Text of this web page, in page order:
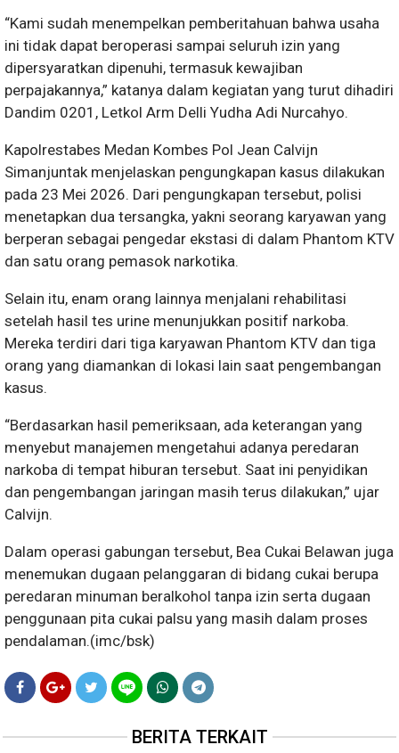
“Kami sudah menempelkan pemberitahuan bahwa usaha
ini tidak dapat beroperasi sampai seluruh izin yang
dipersyaratkan dipenuhi, termasuk kewajiban
perpajakannya,” katanya dalam kegiatan yang turut dihadiri
Dandim 0201, Letkol Arm Delli Yudha Adi Nurcahyo.
Kapolrestabes Medan Kombes Pol Jean Calvijn
Simanjuntak menjelaskan pengungkapan kasus dilakukan
pada 23 Mei 2026. Dari pengungkapan tersebut, polisi
menetapkan dua tersangka, yakni seorang karyawan yang
berperan sebagai pengedar ekstasi di dalam Phantom KTV
dan satu orang pemasok narkotika.
Selain itu, enam orang lainnya menjalani rehabilitasi
setelah hasil tes urine menunjukkan positif narkoba.
Mereka terdiri dari tiga karyawan Phantom KTV dan tiga
orang yang diamankan di lokasi lain saat pengembangan
kasus.
“Berdasarkan hasil pemeriksaan, ada keterangan yang
menyebut manajemen mengetahui adanya peredaran
narkoba di tempat hiburan tersebut. Saat ini penyidikan
dan pengembangan jaringan masih terus dilakukan,” ujar
Calvijn.
Dalam operasi gabungan tersebut, Bea Cukai Belawan juga
menemukan dugaan pelanggaran di bidang cukai berupa
peredaran minuman beralkohol tanpa izin serta dugaan
penggunaan pita cukai palsu yang masih dalam proses
pendalaman.(imc/bsk)
BERITA TERKAIT